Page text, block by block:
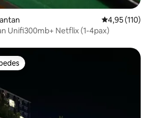
4,95 de uma
4,95 (110)
Unifi300mb+ Netflix (1-4pax)